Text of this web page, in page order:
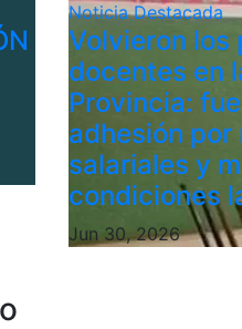
Noticia Destacada
Volvieron los
docentes en
Provincia:
adhesión por
salariales y
condiciones
Jun 30, 2026